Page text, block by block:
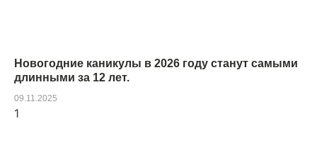
Новогодние каникулы в 2026 году станут самыми
длинными за 12 лет.
09.11.2025